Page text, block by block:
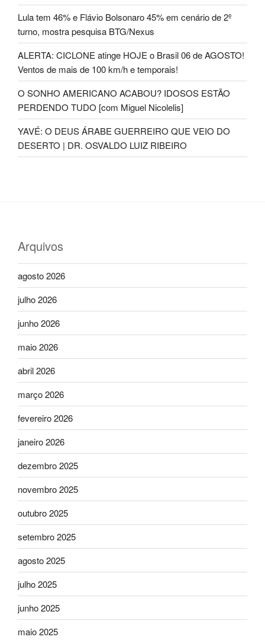
Lula tem 46% e Flávio Bolsonaro 45% em cenário de 2º
turno, mostra pesquisa BTG/Nexus
ALERTA: CICLONE atinge HOJE o Brasil 06 de AGOSTO!
Ventos de mais de 100 km/h e temporais!
O SONHO AMERICANO ACABOU? IDOSOS ESTÃO
PERDENDO TUDO [com Miguel Nicolelis]
YAVÉ: O DEUS ÁRABE GUERREIRO QUE VEIO DO
DESERTO | DR. OSVALDO LUIZ RIBEIRO
Arquivos
agosto 2026
julho 2026
junho 2026
maio 2026
abril 2026
março 2026
fevereiro 2026
janeiro 2026
dezembro 2025
novembro 2025
outubro 2025
setembro 2025
agosto 2025
julho 2025
junho 2025
maio 2025